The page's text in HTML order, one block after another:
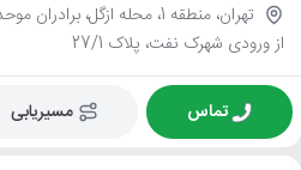
تهران، منطقه 1، محله ازگل،
از ورودی شهرک نفت، پلاک 27/1
تماس مسیریابی